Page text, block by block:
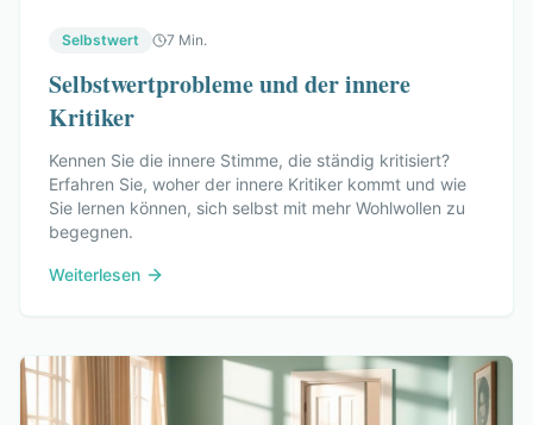
Selbstwert 7 Min.
Selbstwertprobleme und der innere
Kritiker
Kennen Sie die innere Stimme, die ständig kritisiert?
Erfahren Sie, woher der innere Kritiker kommt und wie
Sie lernen können, sich selbst mit mehr Wohlwollen zu
begegnen.
Weiterlesen